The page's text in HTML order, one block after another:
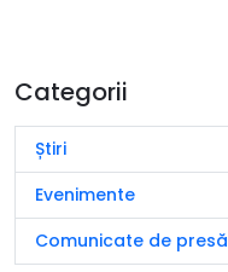
Categorii
Știri
Evenimente
Comunicate de presă